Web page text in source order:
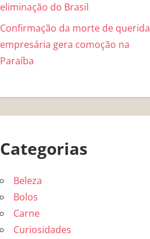
eliminação do Brasil
Confirmação da morte de querida
empresária gera comoção na
Paraíba
Categorias
Beleza
Bolos
Carne
Curiosidades